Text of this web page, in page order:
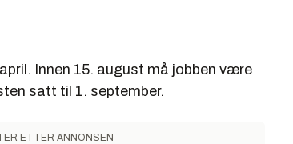
Innen 15. august må jobben være
satt til 1. september.
ETTER ANNONSEN